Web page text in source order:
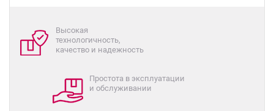
Высокая
технологичность,
качество и надежность
Простота в эксплуатации
и обслуживании